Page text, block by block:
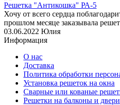
Решетка "Антикошка" РА-5
Хочу от всего сердца
прошлом месяце заказывала
03.06.2022 Юлия
Информация
О нас
Доставка
Политика обработки
Установка решеток на окна
Сварные или кованые
Решетки на балконы и двери